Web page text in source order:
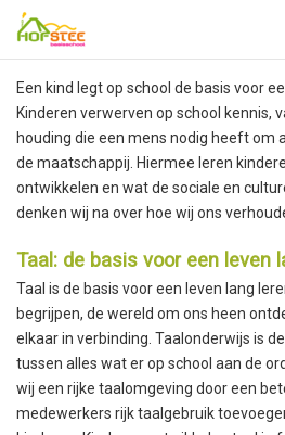
Wat maakt de Hofstee bijzonder
Home Foto's
Een kind legt op school de basis voor
Kinderen verwerven op school kennis,
houding die een mens nodig heeft om
de maatschappij. Hiermee leren
ontwikkelen en wat de sociale en
denken wij na over hoe wij ons
Taal: de basis voor een leven
Taal is de basis voor een leven lang
begrijpen, de wereld om ons heen
elkaar in verbinding. Taalonderwijs is
tussen alles wat er op school aan de
wij een rijke taalomgeving door een
medewerkers rijk taalgebruik